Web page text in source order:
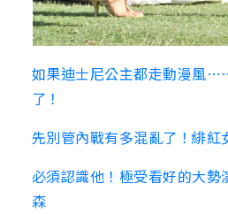
如果迪士尼公主都走動漫風
了！
先別管內戰有多混亂了！緋紅
必須認識他！極受看好的大
森